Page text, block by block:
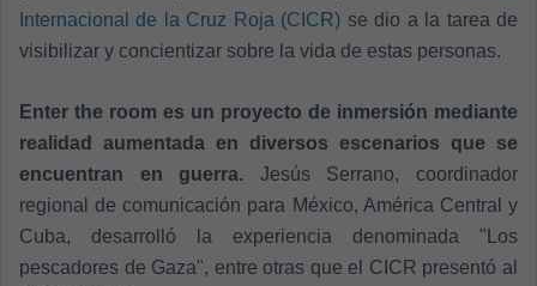
Internacional de la Cruz Roja (CICR) se dio a la tarea de
visibilizar y concientizar sobre la vida de estas personas.
Enter the room es un proyecto de inmersión mediante
realidad aumentada en diversos escenarios que se
encuentran en guerra. Jesús Serrano, coordinador
regional de comunicación para México, América Central y
Cuba, desarrolló la experiencia denominada "Los
pescadores de Gaza", entre otras que el CICR presentó al